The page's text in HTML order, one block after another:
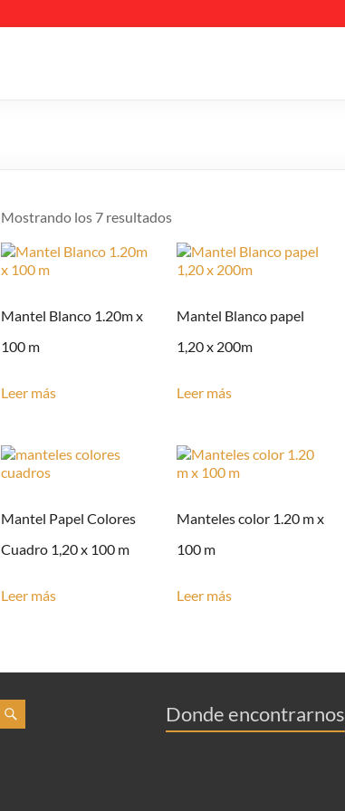
Mostrando los 7 resultados
Mantel Blanco 1.20m x
100 m
Leer más
Mantel Blanco papel
1,20 x 200m
Leer más
Mantel Papel Colores
Cuadro 1,20 x 100 m
Leer más
Manteles color 1.20 m x
100 m
Leer más
Donde encontrarnos